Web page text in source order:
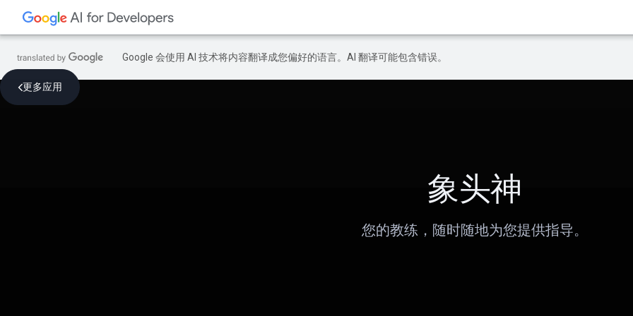
Google 会使用 AI 技术将内容翻译成您偏好的语言。AI 翻译可能包含错误。
更多应用
象头神
您的教练，随时随地为您提供指导。